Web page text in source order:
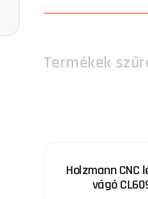
Precizitás
sorozatban.
méretétől vagy
Termékek
Holzmann CNC
vágó